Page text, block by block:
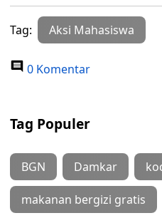
Tag: Aksi Mahasiswa
0 Komentar
Tag Populer
BGN Damkar
makanan bergizi gratis